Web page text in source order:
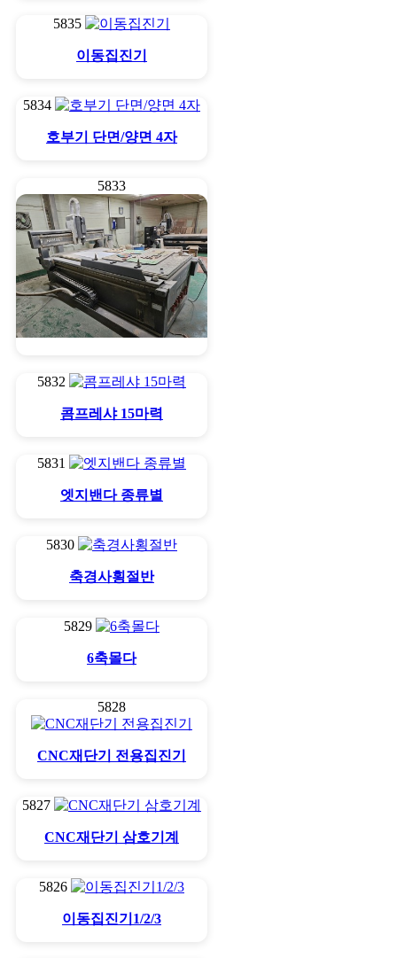
5835
이동집진기
5834
호부기 단면/양면 4자
5833
5832
콤프레샤 15마력
5831
엣지밴다 종류별
5830
축경사횡절반
5829
6축몰다
5828
CNC재단기 전용집진기
5827
CNC재단기 삼호기계
5826
이동집진기1/2/3